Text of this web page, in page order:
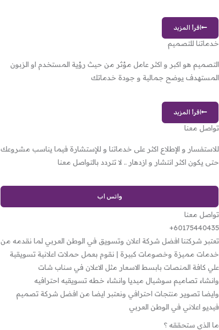
اقرأ المزيد
خدماتنا للتصميم
التصميم هو اكبر و اكثر عامل مؤثر من حيث رؤية المستخدم او الزبون
المستهدف يوضح جمالية و جودة خدماتك
اقرأ المزيد
تواصل معنا
للاستفسار و الإطلاع اكثر على خدماتنا و للإستشارة فيما يناسب مشروعك
حتى يكون اكثر انتشار و ازدهار .. لا تتردد بالتواصل معنا
واتس اب
تواصل معنا
60175440435+
تعتبر شركتنا افضل شركة اعلان وتسويق في الوطن العربي لما نقدمه من
خدمات مميزة وخصومات كبيرة | نقوم بعمل حملات اعلانية تسويقية
علي كافة المنصات بابسط الاسعار مثل الاعلان في سناب شات
وانشاء تصاميم سوشيال ميديا وانشاء خطه تسويقيه احترافيه
وايضا تصوير منتجات احترافي ونعتبر ايضا من افضل شركة تصميم
فيديو اعلاني في الوطن العربي
ما الذي ستحققه ؟